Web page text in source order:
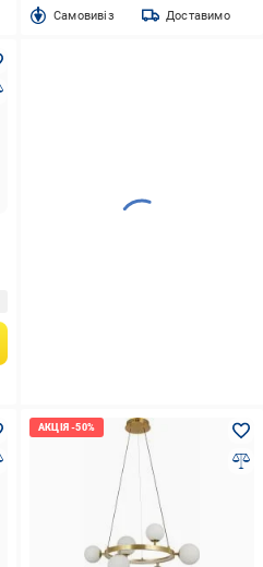
Cамовивіз Доставимо